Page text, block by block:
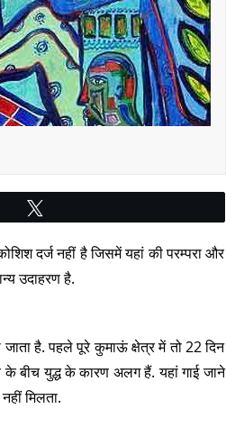
दर्ज नहीं है जिसमें यहां की परम्परा और
उदाहरण है.
जाता है. पहले पूरे कुमाऊं क्षेत्र में तो 22 दिन
के बीच युद्ध के कारण अलग हैं. यहां गाई जाने
मिलता.